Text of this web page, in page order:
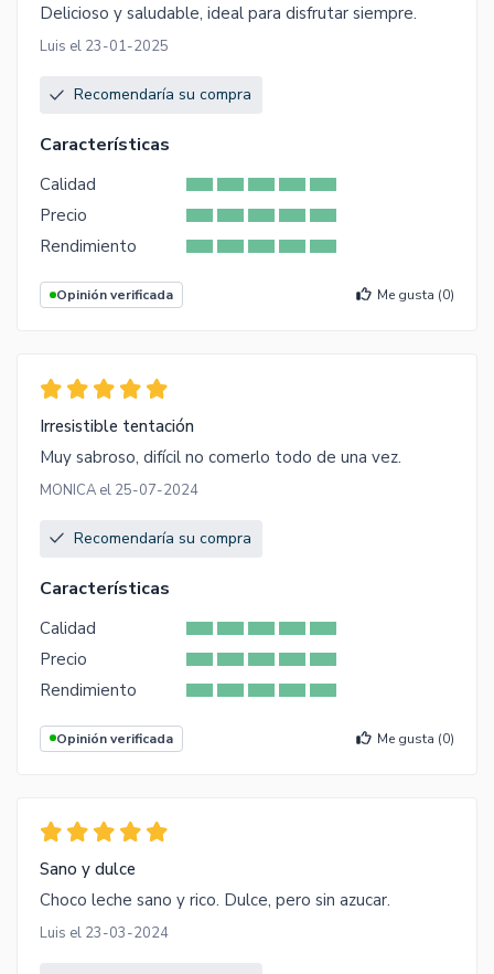
Delicioso y saludable, ideal para disfrutar siempre.
Luis el 23-01-2025
Recomendaría su compra
Características
Calidad
Precio
Rendimiento
Opinión verificada Me gusta (0)
Irresistible tentación
Muy sabroso, difícil no comerlo todo de una vez.
MONICA el 25-07-2024
Recomendaría su compra
Características
Calidad
Precio
Rendimiento
Opinión verificada Me gusta (0)
Sano y dulce
Choco leche sano y rico. Dulce, pero sin azucar.
Luis el 23-03-2024